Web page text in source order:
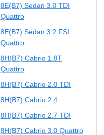
8E(B7) Sedan 3.0 TDI
Quattro
8E(B7) Sedan 3.2 FSI
Quattro
8H(B7) Cabrio 1.8T
Quattro
8H(B7) Cabrio 2.0 TDI
8H(B7) Cabrio 2.4
8H(B7) Cabrio 2.7 TDI
8H(B7) Cabrio 3.0 Quattro